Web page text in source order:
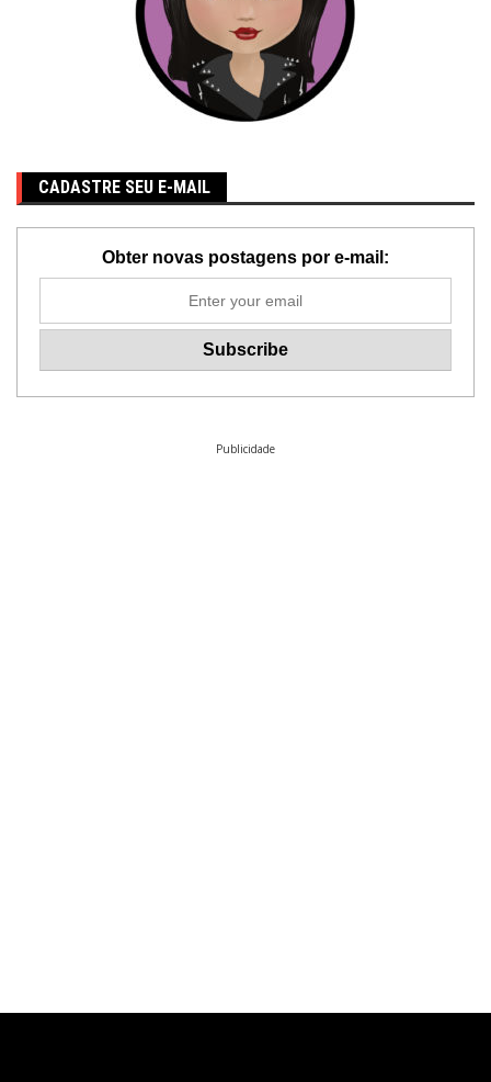
CADASTRE SEU E-MAIL
Obter novas postagens por e-mail:
Publicidade